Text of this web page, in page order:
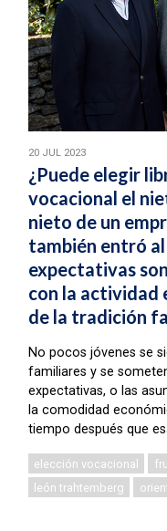
20 JUL 2023
¿Puede elegir
vocacional el
nieto de un
también entró
expectativas
con la actividad
de la tradición
No pocos jóvenes se
familiares y se
expectativas, o las
la comodidad
tiempo después que
elección vocacional
león trahtemberg